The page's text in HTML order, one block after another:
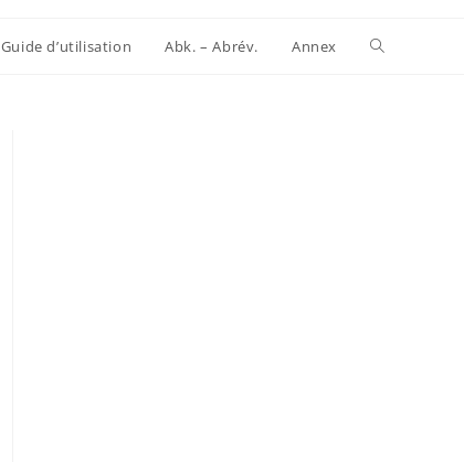
Guide d’utilisation Abk. – Abrév. Annex Website-